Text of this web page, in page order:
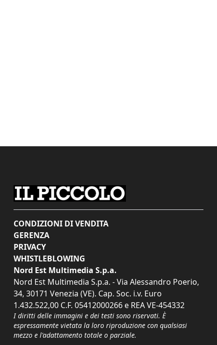
CONDIZIONI DI VENDITA
GERENZA
PRIVACY
WHISTLEBLOWING
Nord Est Multimedia S.p.a.
Nord Est Multimedia S.p.a. - Via Alessandro Poerio,
34, 30171 Venezia (VE). Cap. Soc. i.v. Euro
1.432.522,00 C.F. 05412000266 e REA VE-454332
I diritti delle immagini e dei testi sono riservati. È
espressamente vietata la loro riproduzione con qualsiasi
mezzo e l'adattamento totale o parziale.